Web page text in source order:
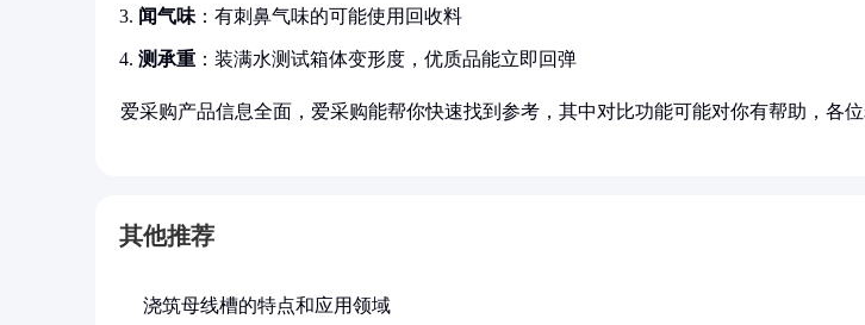
闻气味 ：有刺鼻气味的可能使用回收料
测承重 ：装满水测试箱体变形度，优质品能立即回弹
爱采购产品信息全面，爱采购能帮你快速找到参考，其中对比功能可能对你有帮助，各
其他推荐
浇筑母线槽的特点和应用领域